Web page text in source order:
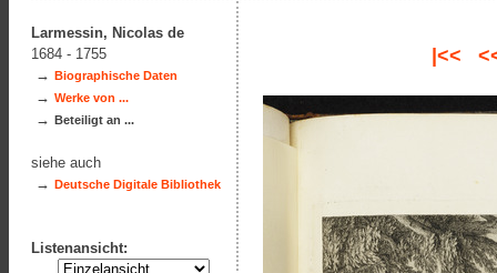
|<<
Larmessin, Nicolas de
1684 - 1755
→ Biographische Daten
→ Werke von ...
→ Beteiligt an ...
siehe auch
→ Deutsche Digitale Bibliothek
Listenansicht: